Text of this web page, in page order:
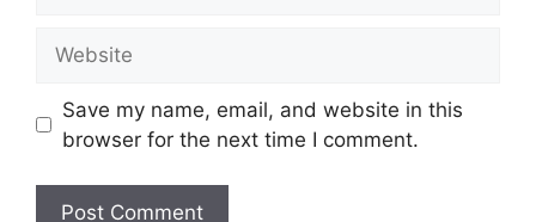
Save my name, email, and website in this
browser for the next time I comment.